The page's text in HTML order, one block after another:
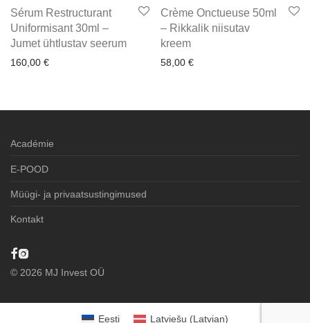
Sérum Restructurant
Uniformisant 30ml –
Jumet ühtlustav seerum
160,00 €
Crème Onctueuse 50ml
– Rikkalik niisutav
kreem
58,00 €
Académie
E-POOD
Müügi- ja privaatsustingimused
Kontakt
© 2026 MJ Invest OÜ
Eesti Latviešu (Latvian)